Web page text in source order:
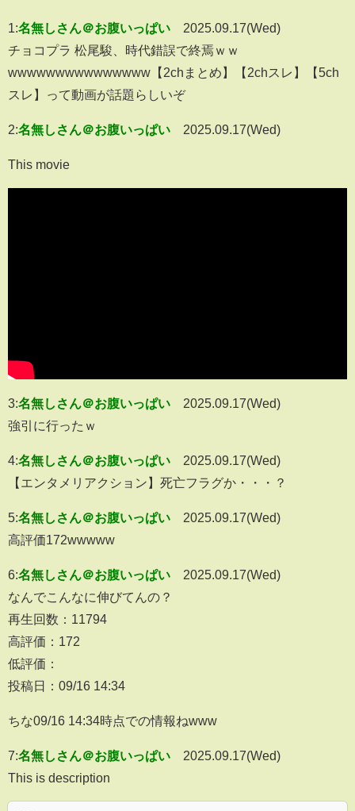
1:名無しさん＠お腹いっぱい
2025.09.17(Wed)
チョコプラ 松尾駿、時代錯誤で終焉ｗｗ
wwwwwwwwwwwwwww【2chまとめ】【2chスレ】【5ch
スレ】って動画が話題らしいぞ
2:名無しさん＠お腹いっぱい 2025.09.17(Wed)
This movie
3:名無しさん＠お腹いっぱい
2025.09.17(Wed)
強引に行ったｗ
4:名無しさん＠お腹いっぱい
2025.09.17(Wed)
【エンタメリアクション】死亡フラグか・・・？
5:名無しさん＠お腹いっぱい
2025.09.17(Wed)
高評価172wwwww
6:名無しさん＠お腹いっぱい
2025.09.17(Wed)
なんでこんなに伸びてんの？
再生回数：11794
高評価：172
低評価：
投稿日：09/16 14:34
ちな09/16 14:34時点での情報ねwww
7:名無しさん＠お腹いっぱい
2025.09.17(Wed)
This is description